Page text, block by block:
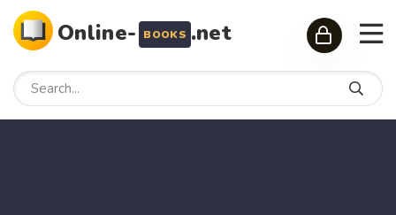
Online- BOOKS .net